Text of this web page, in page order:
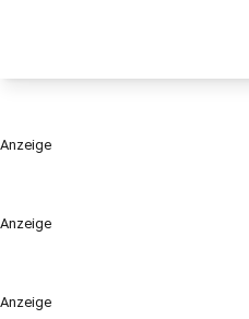
Anzeige
Anzeige
Anzeige